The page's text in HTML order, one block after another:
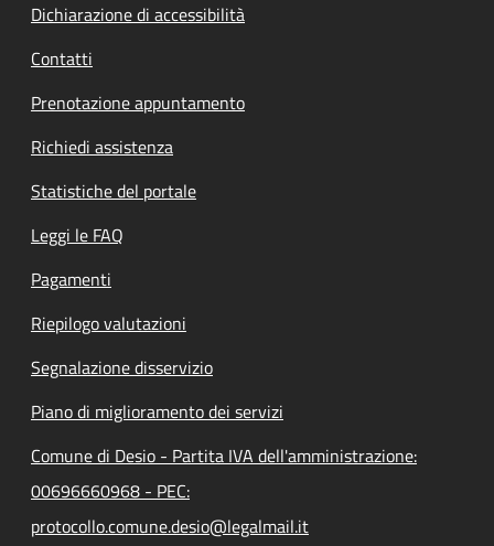
Dichiarazione di accessibilità
Contatti
Prenotazione appuntamento
Richiedi assistenza
Statistiche del portale
Leggi le FAQ
Pagamenti
Riepilogo valutazioni
Segnalazione disservizio
Piano di miglioramento dei servizi
Comune di Desio - Partita IVA dell'amministrazione:
00696660968 - PEC:
protocollo.comune.desio@legalmail.it